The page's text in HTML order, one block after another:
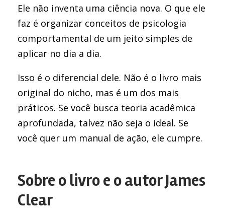
Ele não inventa uma ciência nova. O que ele
faz é organizar conceitos de psicologia
comportamental de um jeito simples de
aplicar no dia a dia.
Isso é o diferencial dele. Não é o livro mais
original do nicho, mas é um dos mais
práticos. Se você busca teoria acadêmica
aprofundada, talvez não seja o ideal. Se
você quer um manual de ação, ele cumpre.
Sobre o livro e o autor James
Clear